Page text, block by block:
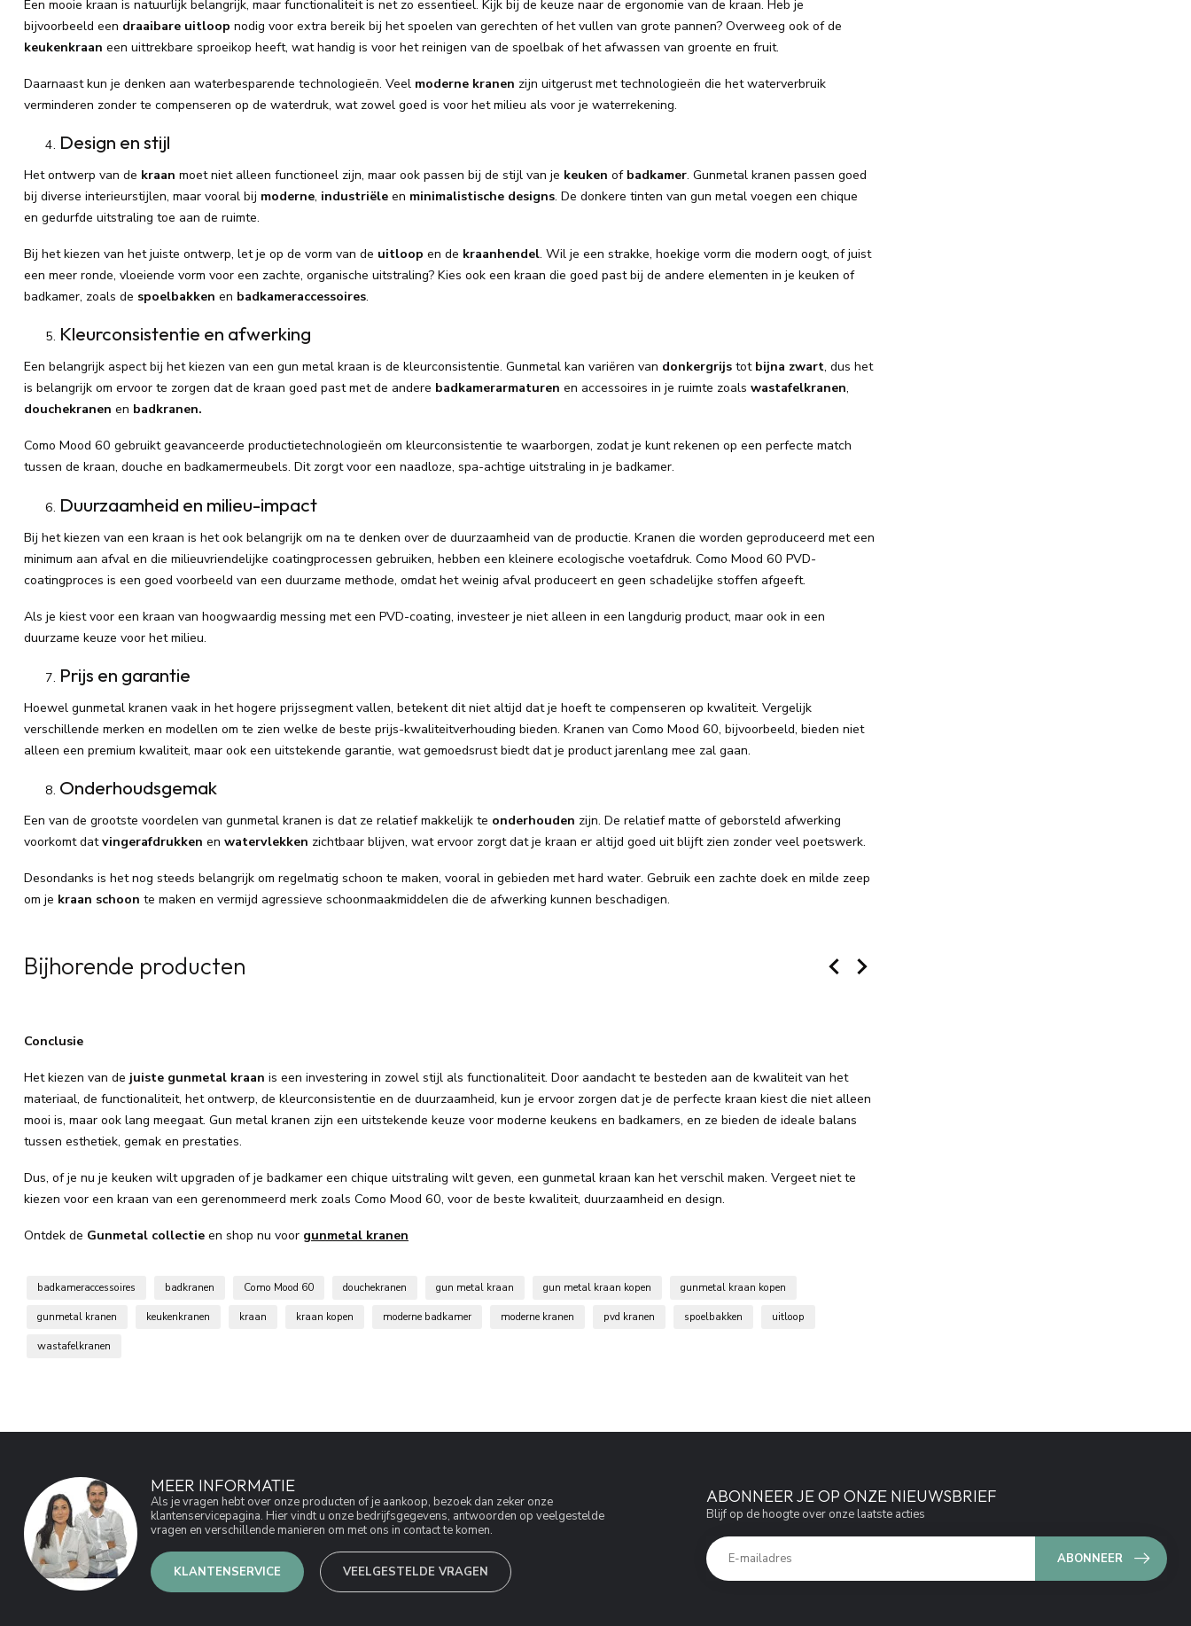
Een mooie kraan is natuurlijk belangrijk, maar functionaliteit is net zo essentieel. Kijk bij de keuze naar de ergonomie van de kraan. Heb je
bijvoorbeeld een draaibare uitloop nodig voor extra bereik bij het spoelen van gerechten of het vullen van grote pannen? Overweeg ook of de
keukenkraan een uittrekbare sproeikop heeft, wat handig is voor het reinigen van de spoelbak of het afwassen van groente en fruit.
Daarnaast kun je denken aan waterbesparende technologieën. Veel moderne kranen zijn uitgerust met technologieën die het waterverbruik
verminderen zonder te compenseren op de waterdruk, wat zowel goed is voor het milieu als voor je waterrekening.
Design en stijl
Het ontwerp van de kraan moet niet alleen functioneel zijn, maar ook passen bij de stijl van je keuken of badkamer. Gunmetal kranen passen goed
bij diverse interieurstijlen, maar vooral bij moderne, industriële en minimalistische designs. De donkere tinten van gun metal voegen een chique
en gedurfde uitstraling toe aan de ruimte.
Bij het kiezen van het juiste ontwerp, let je op de vorm van de uitloop en de kraanhendel. Wil je een strakke, hoekige vorm die modern oogt, of juist
een meer ronde, vloeiende vorm voor een zachte, organische uitstraling? Kies ook een kraan die goed past bij de andere elementen in je keuken of
badkamer, zoals de spoelbakken en badkameraccessoires.
Kleurconsistentie en afwerking
Een belangrijk aspect bij het kiezen van een gun metal kraan is de kleurconsistentie. Gunmetal kan variëren van donkergrijs tot bijna zwart, dus het
is belangrijk om ervoor te zorgen dat de kraan goed past met de andere badkamerarmaturen en accessoires in je ruimte zoals wastafelkranen,
douchekranen en badkranen.
Como Mood 60 gebruikt geavanceerde productietechnologieën om kleurconsistentie te waarborgen, zodat je kunt rekenen op een perfecte match
tussen de kraan, douche en badkamermeubels. Dit zorgt voor een naadloze, spa-achtige uitstraling in je badkamer.
Duurzaamheid en milieu-impact
Bij het kiezen van een kraan is het ook belangrijk om na te denken over de duurzaamheid van de productie. Kranen die worden geproduceerd met een
minimum aan afval en die milieuvriendelijke coatingprocessen gebruiken, hebben een kleinere ecologische voetafdruk. Como Mood 60 PVD-
coatingproces is een goed voorbeeld van een duurzame methode, omdat het weinig afval produceert en geen schadelijke stoffen afgeeft.
Als je kiest voor een kraan van hoogwaardig messing met een PVD-coating, investeer je niet alleen in een langdurig product, maar ook in een
duurzame keuze voor het milieu.
Prijs en garantie
Hoewel gunmetal kranen vaak in het hogere prijssegment vallen, betekent dit niet altijd dat je hoeft te compenseren op kwaliteit. Vergelijk
verschillende merken en modellen om te zien welke de beste prijs-kwaliteitverhouding bieden. Kranen van Como Mood 60, bijvoorbeeld, bieden niet
alleen een premium kwaliteit, maar ook een uitstekende garantie, wat gemoedsrust biedt dat je product jarenlang mee zal gaan.
Onderhoudsgemak
Een van de grootste voordelen van gunmetal kranen is dat ze relatief makkelijk te onderhouden zijn. De relatief matte of geborsteld afwerking
voorkomt datvingerafdrukken en watervlekken zichtbaar blijven, wat ervoor zorgt dat je kraan er altijd goed uit blijft zien zonder veel poetswerk.
Desondanks is het nog steeds belangrijk om regelmatig schoon te maken, vooral in gebieden met hard water. Gebruik een zachte doek en milde zeep
om je kraan schoon te maken en vermijd agressieve schoonmaakmiddelen die de afwerking kunnen beschadigen.
Bijhorende producten
Conclusie
Het kiezen van de juiste gunmetal kraan is een investering in zowel stijl als functionaliteit. Door aandacht te besteden aan de kwaliteit van het
materiaal, de functionaliteit, het ontwerp, de kleurconsistentie en de duurzaamheid, kun je ervoor zorgen dat je de perfecte kraan kiest die niet alleen
mooi is, maar ook lang meegaat. Gun metal kranen zijn een uitstekende keuze voor moderne keukens en badkamers, en ze bieden de ideale balans
tussen esthetiek, gemak en prestaties.
Dus, of je nu je keuken wilt upgraden of je badkamer een chique uitstraling wilt geven, een gunmetal kraan kan het verschil maken. Vergeet niet te
kiezen voor een kraan van een gerenommeerd merk zoals Como Mood 60, voor de beste kwaliteit, duurzaamheid en design.
Ontdek de Gunmetal collectie en shop nu voor gunmetal kranen
badkameraccessoires badkranen Como Mood 60 douchekranen gun metal kraan gun metal kraan kopen gunmetal kraan kopen
gunmetal kranen keukenkranen kraan kraan kopen moderne badkamer moderne kranen pvd kranen spoelbakken uitloop
wastafelkranen
MEER INFORMATIE
Als je vragen hebt over onze producten of je aankoop, bezoek dan zeker onze
klantenservicepagina. Hier vindt u onze bedrijfsgegevens, antwoorden op veelgestelde
vragen en verschillende manieren om met ons in contact te komen.
KLANTENSERVICE VEELGESTELDE VRAGEN
ABONNEER JE OP ONZE NIEUWSBRIEF
Blijf op de hoogte over onze laatste acties
ABONNEER